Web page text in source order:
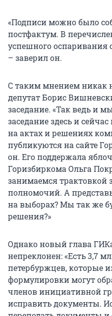
«Подписи можно было
постфактум. В
успешного оспаривания
– заверил он.
С таким мнением никак
депутат Борис
заседание. «Так ведь и
заседание здесь и
на актах и решениях
публикуются на сайте
он. Его поддержала
Горизбиркома Ольга
занимаемся трактовкой
полномочий. А
на выборах? Мы так же
решения?»
Однако новый глава
непреклонен: «Есть 3,7
петербуржцев, которые
формулировки могут
членов инициативной
исправить документы.